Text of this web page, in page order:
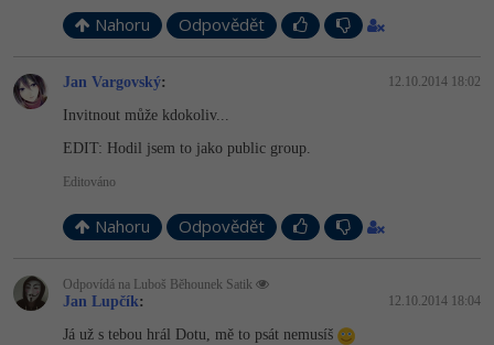
Nahoru Odpovědět
Jan Vargovský: 12.10.2014 18:02
Invitnout může kdokoliv...
EDIT: Hodil jsem to jako public group.
Editováno
Nahoru Odpovědět
Odpovídá na Luboš Běhounek Satik
Jan Lupčík: 12.10.2014 18:04
Já už s tebou hrál Dotu, mě to psát nemusíš